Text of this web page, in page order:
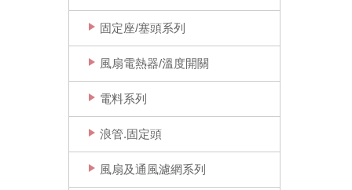
固定座/塞頭系列
風扇電熱器/溫度開關
電料系列
浪管.固定頭
風扇及通風濾網系列